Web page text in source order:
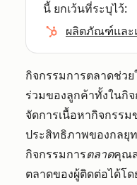
นี้ ยกเว้นที่ระบุไว้:
ผลิตภัณฑ์และ
กิจกรรมการตลาดช่ว
ร่วมของลูกค้าทั้งในกิ
จัดการเนื้อหากิจกรร
ประสิทธิภาพของกลยุ
กิจกรรมการตลาดคุณ
ตลาดของผู้ติดต่อได้โ